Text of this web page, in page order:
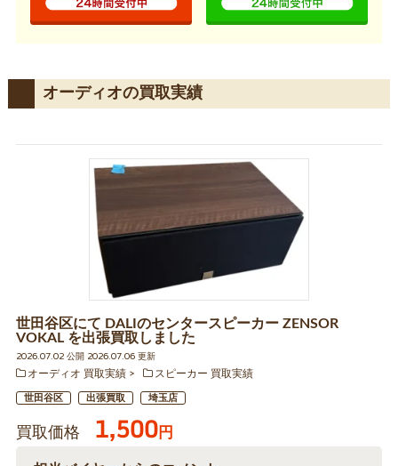
オーディオの買取実績
世田谷区にて DALIのセンタースピーカー ZENSOR
VOKAL を出張買取しました
2026.07.02 公開 2026.07.06 更新
オーディオ 買取実績
スピーカー 買取実績
世田谷区 出張買取 埼玉店
買取価格 1,500円